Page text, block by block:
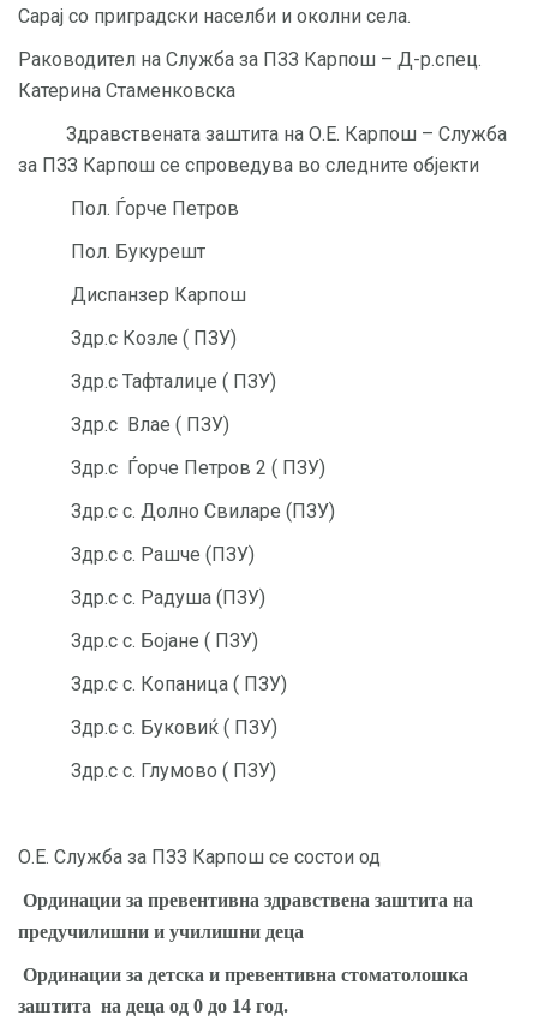
Сарај со приградски населби и околни села.
Раководител на Служба за ПЗЗ Карпош – Д-р.спец.
Катерина Стаменковска
Здравствената заштита на О.Е. Карпош – Служба
за ПЗЗ Карпош се спроведува во следните објекти
Пол. Ѓорче Петров
Пол. Букурешт
Диспанзер Карпош
Здр.с Козле ( ПЗУ)
Здр.с Тафталиџе ( ПЗУ)
Здр.с Влае ( ПЗУ)
Здр.с Ѓорче Петров 2 ( ПЗУ)
Здр.с с. Долно Свиларе (ПЗУ)
Здр.с с. Рашче (ПЗУ)
Здр.с с. Радуша (ПЗУ)
Здр.с с. Бојане ( ПЗУ)
Здр.с с. Копаница ( ПЗУ)
Здр.с с. Буковиќ ( ПЗУ)
Здр.с с. Глумово ( ПЗУ)
О.Е. Служба за ПЗЗ Карпош се состои од
Ординации за превентивна здравствена заштита на
предучилишни и училишни деца
Ординации за детска и превентивна стоматолошка
заштита на деца од 0 до 14 год.